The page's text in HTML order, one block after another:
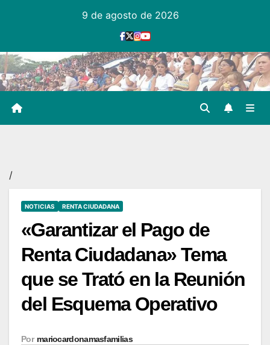
9 de agosto de 2026
/
NOTICIAS RENTA CIUDADANA
«Garantizar el Pago de
Renta Ciudadana» Tema
que se Trató en la Reunión
del Esquema Operativo
Por mariocardonamasfamilias